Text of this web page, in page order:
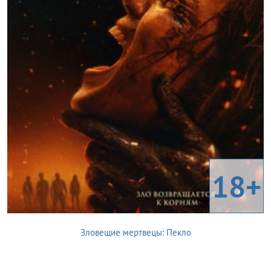
18+
Зловещие мертвецы: Пекло